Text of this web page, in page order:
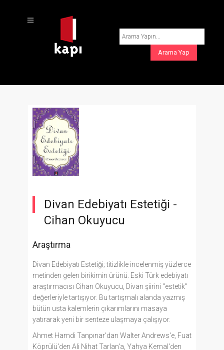
Divan Edebiyatı Estetiği -
Cihan Okuyucu
Araştırma
Divan Edebiyatı Estetiği; titizlikle incelenmiş yüzlerce
metinden gelen birikimin ürünü. Eski Türk edebiyatı
araştırmacısı Cihan Okuyucu, Divan şiirini "estetik"
değerleriyle tartışıyor. Bu tartışmalı alanda yazmış
bütün usta kalemlerin çıkarımlarını masaya
yatırarak yeni bir senteze ulaşmaya çalışıyor.
Ahmet Hamdi Tanpınar'dan Walter Andrews'e, Fuat
Köprülü'den Ali Nihat Tarlan'a, Yahya Kemal'den